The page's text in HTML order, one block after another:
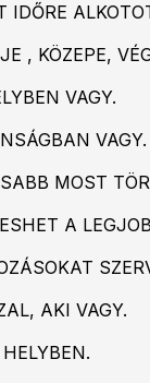
IDŐRE
, KÖZEPE,
VAGY.
VAGY.
MOST
A
AKI VAGY.
HELYBEN.